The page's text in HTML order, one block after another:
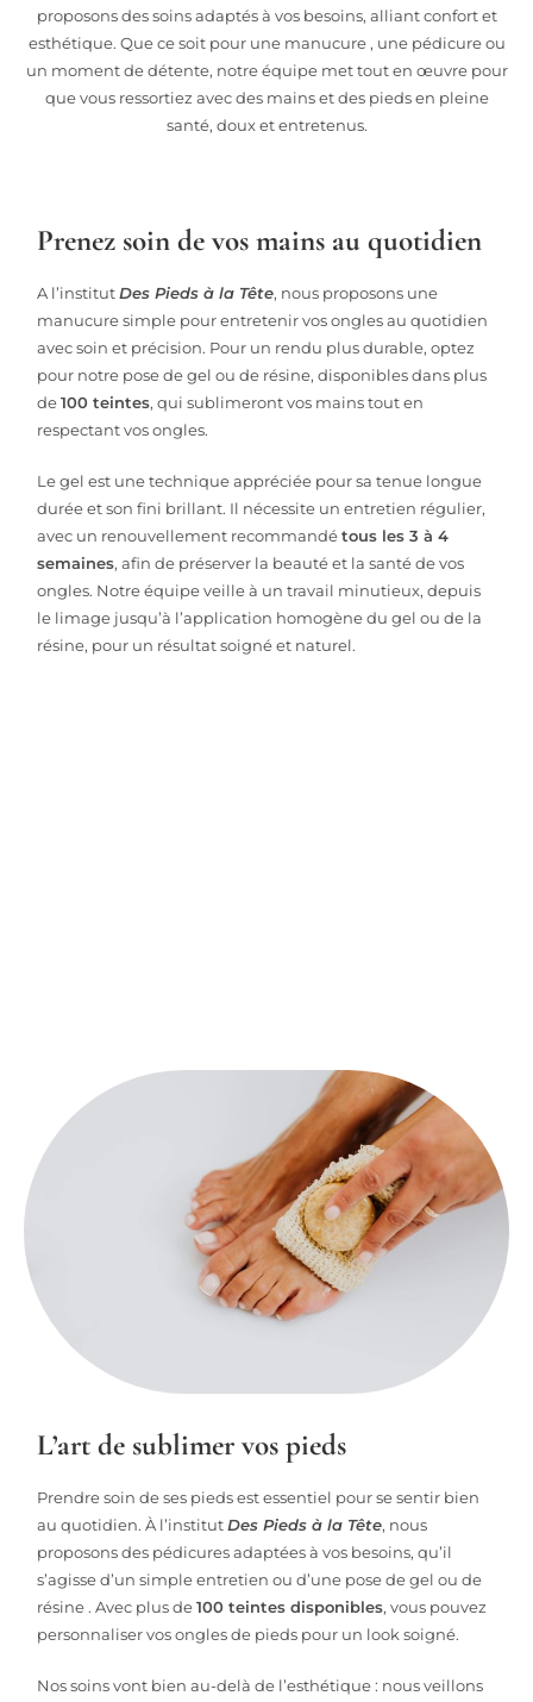
proposons des soins adaptés à vos besoins, alliant confort et
esthétique. Que ce soit pour une manucure , une pédicure ou
un moment de détente, notre équipe met tout en œuvre pour
que vous ressortiez avec des mains et des pieds en pleine
santé, doux et entretenus.
Prenez soin de vos mains au quotidien
A l’institutDes Pieds à la Tête, nous proposons une
manucure simple pour entretenir vos ongles au quotidien
avec soin et précision. Pour un rendu plus durable, optez
pour notre pose de gel ou de résine, disponibles dans plus
de100 teintes, qui sublimeront vos mains tout en
respectant vos ongles.
Le gel est une technique appréciée pour sa tenue longue
durée et son fini brillant. Il nécessite un entretien régulier,
avec un renouvellement recommandétous les 3 à 4
semaines, afin de préserver la beauté et la santé de vos
ongles. Notre équipe veille à un travail minutieux, depuis
le limage jusqu’à l’application homogène du gel ou de la
résine, pour un résultat soigné et naturel.
L’art de sublimer vos pieds
Prendre soin de ses pieds est essentiel pour se sentir bien
au quotidien. À l’institutDes Pieds à la Tête, nous
proposons des pédicures adaptées à vos besoins, qu’il
s’agisse d’un simple entretien ou d’une pose de gel ou de
résine . Avec plus de100 teintes disponibles, vous pouvez
personnaliser vos ongles de pieds pour un look soigné.
Nos soins vont bien au-delà de l’esthétique : nous veillons